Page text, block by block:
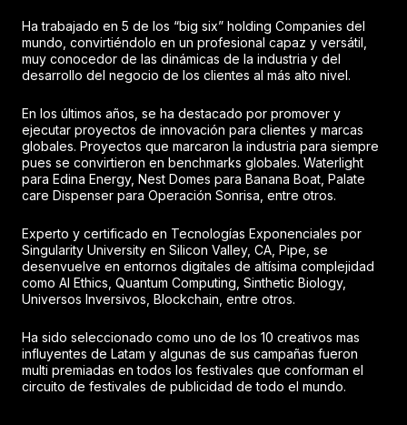
Ha trabajado en 5 de los “big six” holding Companies del
mundo, convirtiéndolo en un profesional capaz y versátil,
muy conocedor de las dinámicas de la industria y del
desarrollo del negocio de los clientes al más alto nivel.
En los últimos años, se ha destacado por promover y
ejecutar proyectos de innovación para clientes y marcas
globales. Proyectos que marcaron la industria para siempre
pues se convirtieron en benchmarks globales. Waterlight
para Edina Energy, Nest Domes para Banana Boat, Palate
care Dispenser para Operación Sonrisa, entre otros.
Experto y certificado en Tecnologías Exponenciales por
Singularity University en Silicon Valley, CA, Pipe, se
desenvuelve en entornos digitales de altísima complejidad
como AI Ethics, Quantum Computing, Sinthetic Biology,
Universos Inversivos, Blockchain, entre otros.
Ha sido seleccionado como uno de los 10 creativos mas
influyentes de Latam y algunas de sus campañas fueron
multi premiadas en todos los festivales que conforman el
circuito de festivales de publicidad de todo el mundo.